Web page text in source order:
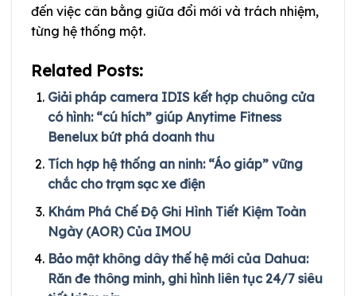
đến việc cân bằng giữa đổi mới và trách nhiệm,
từng hệ thống một.
Related Posts:
Giải pháp camera IDIS kết hợp chuông cửa
có hình: “cú hích” giúp Anytime Fitness
Benelux bứt phá doanh thu
Tích hợp hệ thống an ninh: “Áo giáp” vững
chắc cho trạm sạc xe điện
Khám Phá Chế Độ Ghi Hình Tiết Kiệm Toàn
Ngày (AOR) Của IMOU
Bảo mật không dây thế hệ mới của Dahua:
Răn đe thông minh, ghi hình liên tục 24/7 siêu